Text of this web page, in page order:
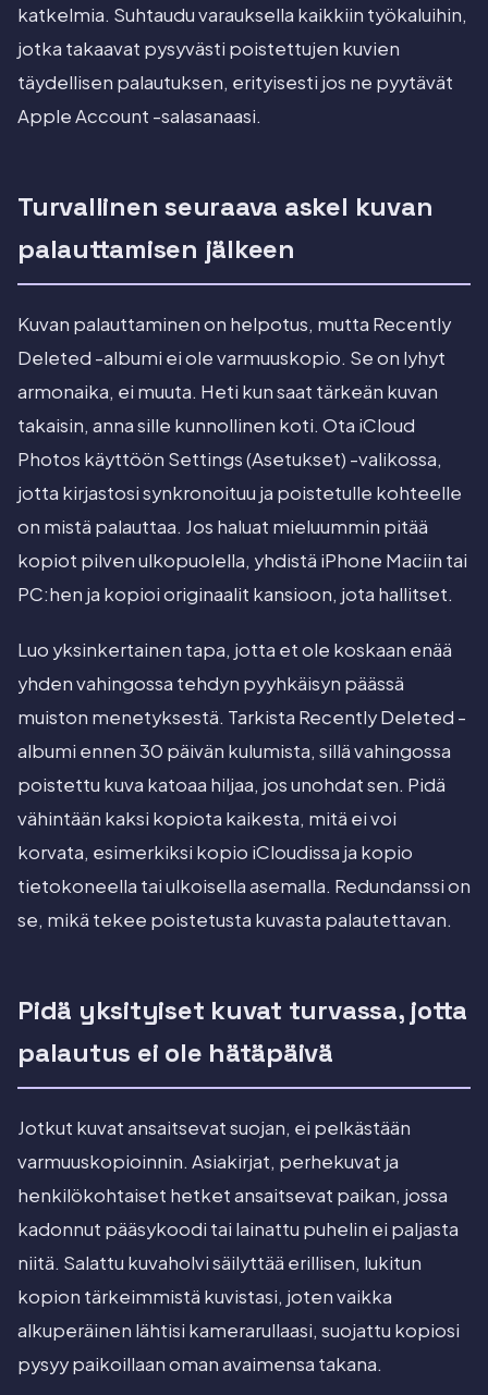
katkelmia. Suhtaudu varauksella kaikkiin työkaluihin,
jotka takaavat pysyvästi poistettujen kuvien
täydellisen palautuksen, erityisesti jos ne pyytävät
Apple Account -salasanaasi.
Turvallinen seuraava askel kuvan
palauttamisen jälkeen
Kuvan palauttaminen on helpotus, mutta Recently
Deleted -albumi ei ole varmuuskopio. Se on lyhyt
armonaika, ei muuta. Heti kun saat tärkeän kuvan
takaisin, anna sille kunnollinen koti. Ota iCloud
Photos käyttöön Settings (Asetukset) -valikossa,
jotta kirjastosi synkronoituu ja poistetulle kohteelle
on mistä palauttaa. Jos haluat mieluummin pitää
kopiot pilven ulkopuolella, yhdistä iPhone Maciin tai
PC:hen ja kopioi originaalit kansioon, jota hallitset.
Luo yksinkertainen tapa, jotta et ole koskaan enää
yhden vahingossa tehdyn pyyhkäisyn päässä
muiston menetyksestä. Tarkista Recently Deleted -
albumi ennen 30 päivän kulumista, sillä vahingossa
poistettu kuva katoaa hiljaa, jos unohdat sen. Pidä
vähintään kaksi kopiota kaikesta, mitä ei voi
korvata, esimerkiksi kopio iCloudissa ja kopio
tietokoneella tai ulkoisella asemalla. Redundanssi on
se, mikä tekee poistetusta kuvasta palautettavan.
Pidä yksityiset kuvat turvassa, jotta
palautus ei ole hätäpäivä
Jotkut kuvat ansaitsevat suojan, ei pelkästään
varmuuskopioinnin. Asiakirjat, perhekuvat ja
henkilökohtaiset hetket ansaitsevat paikan, jossa
kadonnut pääsykoodi tai lainattu puhelin ei paljasta
niitä. Salattu kuvaholvi säilyttää erillisen, lukitun
kopion tärkeimmistä kuvistasi, joten vaikka
alkuperäinen lähtisi kamerarullaasi, suojattu kopiosi
pysyy paikoillaan oman avaimensa takana.